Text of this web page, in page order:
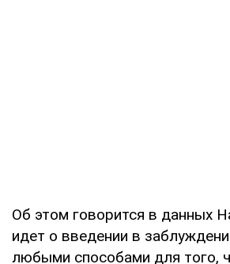
Об этом говорится в данных
идет о введении в
любыми способами для того,